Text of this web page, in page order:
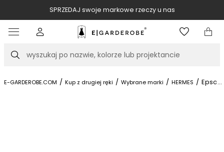
SPRZEDAJ swoje markowe rzeczy u nas
Szukaj
E-GARDEROBE.COM / Kup z drugiej ręki / Wybrane marki / HERMES / ...